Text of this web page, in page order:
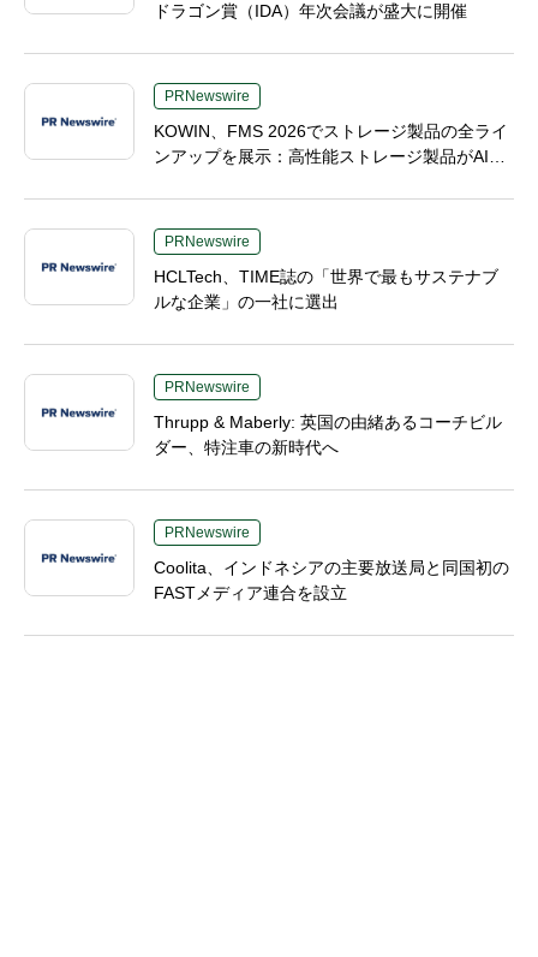
ドラゴン賞（IDA）年次会議が盛大に開催
PRNewswire
KOWIN、FMS 2026でストレージ製品の全ライ
ンアップを展示：高性能ストレージ製品がAI分
PRNewswire
HCLTech、TIME誌の「世界で最もサステナブ
ルな企業」の一社に選出
PRNewswire
Thrupp & Maberly: 英国の由緒あるコーチビル
ダー、特注車の新時代へ
PRNewswire
Coolita、インドネシアの主要放送局と同国初の
FASTメディア連合を設立